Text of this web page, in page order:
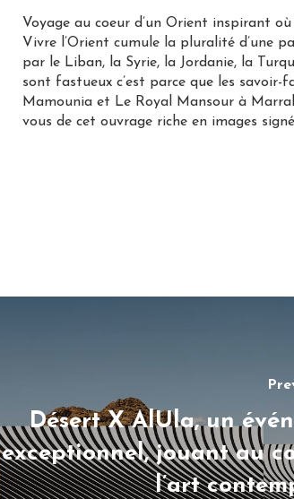
Voyage au coeur d’un Orient inspirant
Vivre l’Orient cumule la pluralité d’une
par le Liban, la Syrie, la Jordanie, la
sont fastueux c’est parce que les savoir-
Mamounia et Le Royal Mansour à
vous de cet ouvrage riche en images
Désert X AlUla, un
exceptionnel, jouant au
l’art